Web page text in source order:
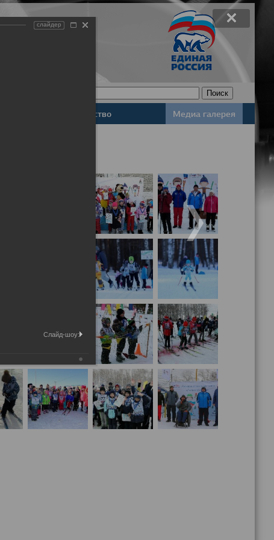
Законодательство Медиа галерея
слайдер
Слайд-шоу: